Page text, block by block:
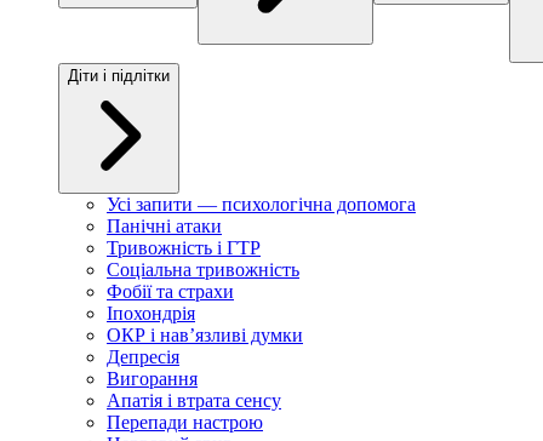
Діти і підлітки
Усі запити — психологічна допомога
Панічні атаки
Тривожність і ГТР
Соціальна тривожність
Фобії та страхи
Іпохондрія
ОКР і навʼязливі думки
Депресія
Вигорання
Апатія і втрата сенсу
Перепади настрою